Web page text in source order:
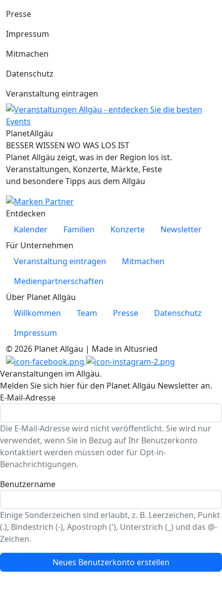
Presse
Impressum
Mitmachen
Datenschutz
Veranstaltung eintragen
PlanetAllgäu
BESSER WISSEN WO WAS LOS IST
Planet Allgäu zeigt, was in der Region los ist.
Veranstaltungen, Konzerte, Märkte, Feste
und besondere Tipps aus dem Allgäu
Entdecken
Kalender
Familien Konzerte
Newsletter
Für Unternehmen
Veranstaltung eintragen
Mitmachen
Medienpartnerschaften
Über Planet Allgäu
Willkommen
Team Presse
Datenschutz
Impressum
© 2026 Planet Allgäu | Made in Altusried
Veranstaltungen im Allgäu.
Melden Sie sich hier für den Planet Allgäu Newsletter an.
E-Mail-Adresse
Die E-Mail-Adresse wird nicht veröffentlicht. Sie wird nur
verwendet, wenn Sie in Bezug auf Ihr Benutzerkonto
kontaktiert werden müssen oder für Opt-in-
Benachrichtigungen.
Benutzername
Einige Sonderzeichen sind erlaubt, z. B. Leerzeichen, Punkt
(.), Bindestrich (-), Apostroph ('), Unterstrich (_) und das @-
Zeichen.